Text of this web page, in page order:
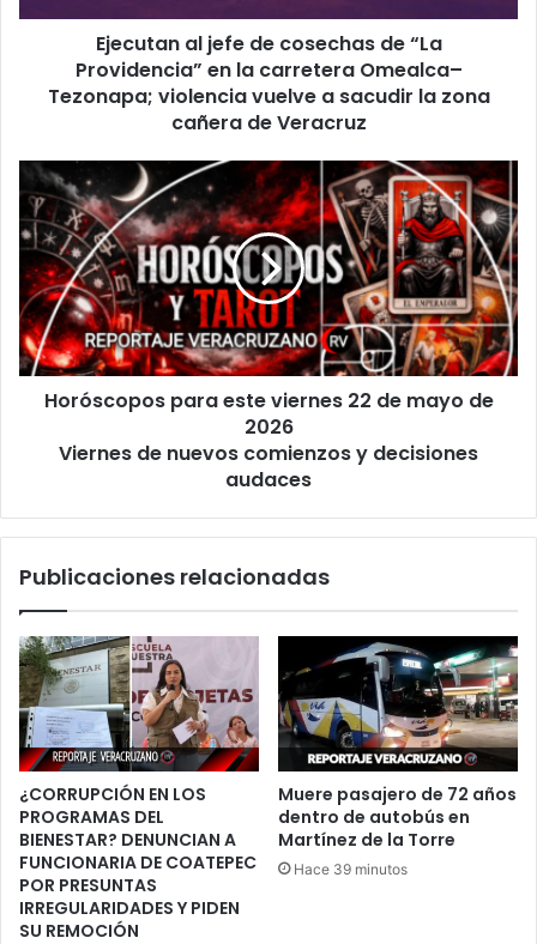
en
carretera
Omealca–
vuelve
a
sacudir
la
zona
cañera
de
Veracruz
Ejecutan al jefe de cosechas de “La
Providencia” en la carretera Omealca–
Tezonapa; violencia vuelve a sacudir la zona
cañera de Veracruz
Horóscopos
para
este
viernes
22
de
mayo
de
2026
Viernes
nuevos
decisiones
Horóscopos para este viernes 22 de mayo de
2026
Viernes de nuevos comienzos y decisiones
audaces
Publicaciones relacionadas
¿CORRUPCIÓN EN LOS
PROGRAMAS DEL
BIENESTAR? DENUNCIAN A
FUNCIONARIA DE COATEPEC
POR PRESUNTAS
IRREGULARIDADES Y PIDEN
SU REMOCIÓN
Muere pasajero de 72 años
dentro de autobús en
Martínez de la Torre
Hace 39 minutos